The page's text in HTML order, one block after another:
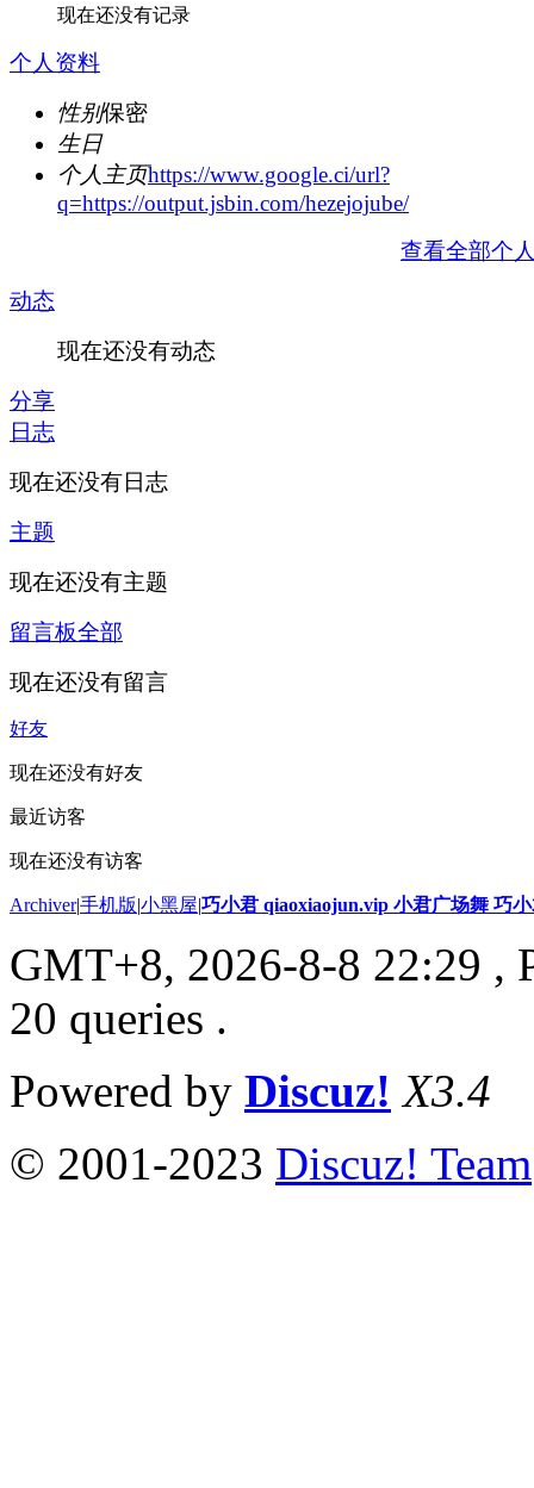
现在还没有记录
个人资料
性别保密
生日
个人主页https://www.google.ci/url?
q=https://output.jsbin.com/hezejojube/
查看全部个
动态
现在还没有动态
分享
日志
现在还没有日志
主题
现在还没有主题
留言板全部
现在还没有留言
好友
现在还没有好友
最近访客
现在还没有访客
Archiver|手机版|小黑屋|巧小君 qiaoxiaojun.vip 小君广场舞 巧
GMT+8, 2026-8-8 22:29 ,
20 queries .
Powered by Discuz! X3.4
© 2001-2023 Discuz! Team